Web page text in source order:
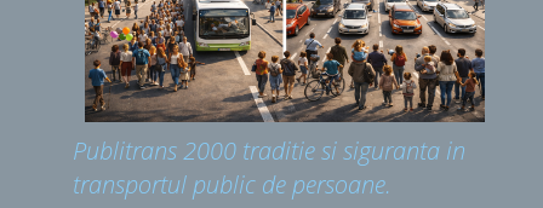
Publitrans 2000 traditie si siguranta in
transportul public de persoane.